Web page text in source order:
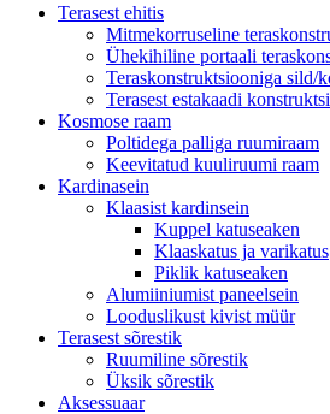
Terasest ehitis
Mitmekorruseline
Ühekihiline portaali
Teraskonstruktsiooniga sild/
Terasest estakaadi
Kosmose raam
Poltidega palliga ruumiraam
Keevitatud kuuliruumi raam
Kardinasein
Klaasist kardinsein
Kuppel katuseaken
Klaaskatus ja varikatus
Piklik katuseaken
Alumiiniumist paneelsein
Looduslikust kivist müür
Terasest sõrestik
Ruumiline sõrestik
Üksik sõrestik
Aksessuaar